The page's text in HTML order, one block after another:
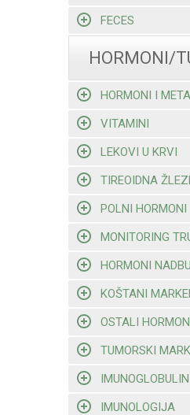
FECES
HORMONI/
HORMONI I
VITAMINI
LEKOVI U KRVI
TIREOIDNA
POLNI HORMONI
MONITORING
HORMONI
KOŠTANI
OSTALI
TUMORSKI
IMUNOLOGIJA